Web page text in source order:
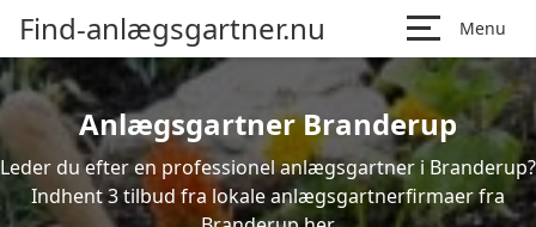
Find-anlægsgartner.nu Menu
Anlægsgartner Branderup
Leder du efter en professionel anlægsgartner i Branderup?
Indhent 3 tilbud fra lokale anlægsgartnerfirmaer fra